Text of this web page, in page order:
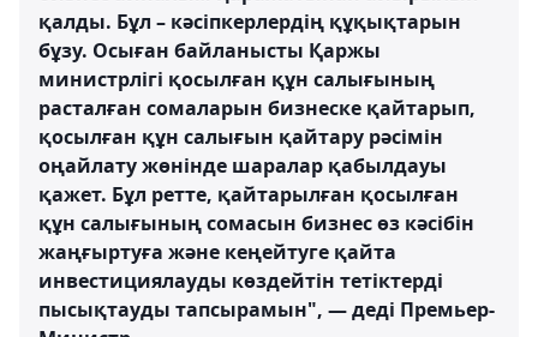
қалды. Бұл – кәсіпкерлердің құқықтарын
бұзу. Осыған байланысты Қаржы
министрлігі қосылған құн салығының
расталған сомаларын бизнеске қайтарып,
қосылған құн салығын қайтару рәсімін
оңайлату жөнінде шаралар қабылдауы
қажет. Бұл ретте, қайтарылған қосылған
құн салығының сомасын бизнес өз кәсібін
жаңғыртуға және кеңейтуге қайта
инвестициялауды көздейтін тетіктерді
пысықтауды тапсырамын", — деді Премьер-